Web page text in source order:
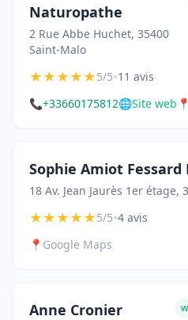
Naturopathe
2 Rue Abbe Huchet, 35400
Saint-Malo
★★★★★5/5•11 avis
📞+33660175812🌐Site web 📍
Sophie Amiot
18 Av. Jean Jaurès 1er étage,
★★★★★5/5•4 avis
📍 Google Maps
Anne Cronier